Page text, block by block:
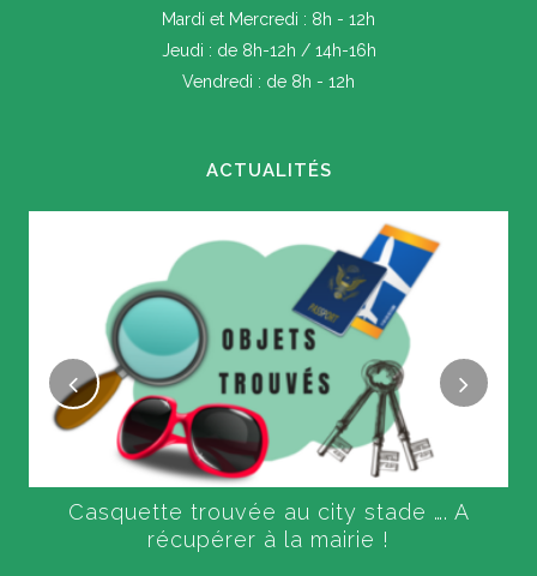
Mardi et Mercredi : 8h - 12h
Jeudi : de 8h-12h / 14h-16h
Vendredi : de 8h - 12h
ACTUALITÉS
Casquette trouvée au city stade …. A
récupérer à la mairie !